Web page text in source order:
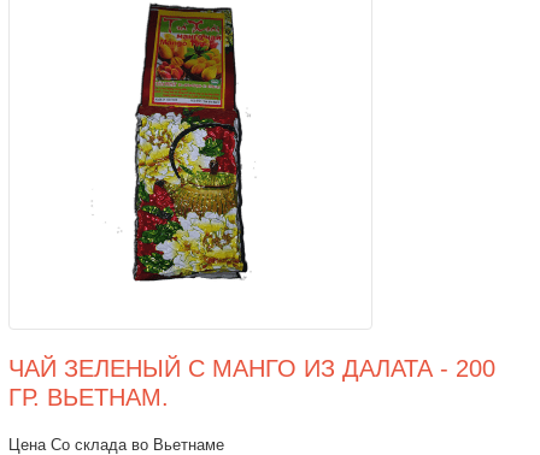
ЧАЙ ЗЕЛЕНЫЙ С МАНГО ИЗ ДАЛАТА - 200
ГР. ВЬЕТНАМ.
Цена Со склада во Вьетнаме